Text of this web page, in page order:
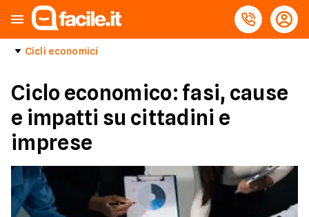
Cicli economici
Ciclo economico: fasi, cause
e impatti su cittadini e
imprese